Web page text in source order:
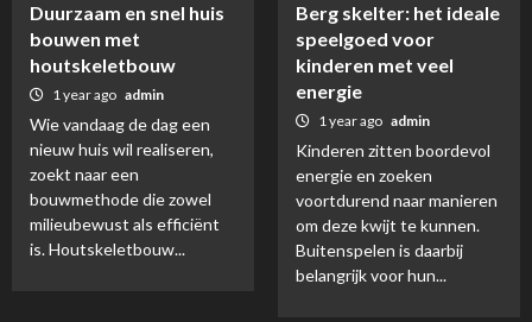
Duurzaam en snel huis
bouwen met
houtskeletbouw
1 year ago admin
Wie vandaag de dag een
nieuw huis wil realiseren,
zoekt naar een
bouwmethode die zowel
milieubewust als efficiënt
is. Houtskeletbouw...
Berg skelter: het ideale
speelgoed voor
kinderen met veel
energie
1 year ago admin
Kinderen zitten boordevol
energie en zoeken
voortdurend naar manieren
om deze kwijt te kunnen.
Buitenspelen is daarbij
belangrijk voor hun...